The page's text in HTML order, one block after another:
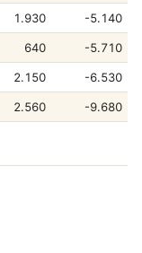
1.930 -5.140
640 -5.710
2.150 -6.530
2.560 -9.680